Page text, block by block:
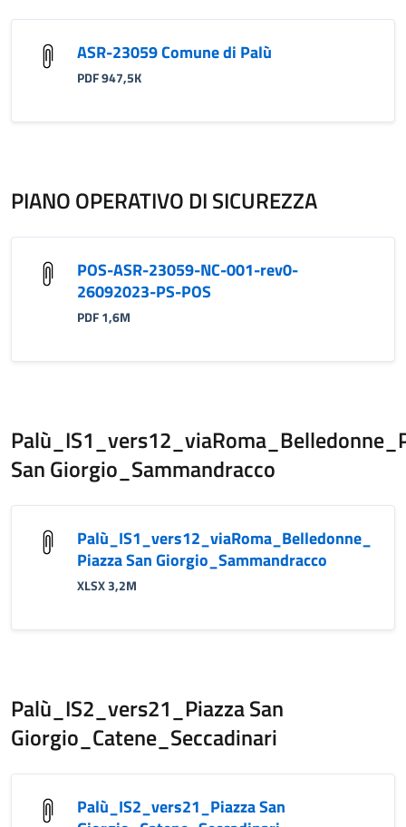
ASR-23059 Comune di Palù
PDF 947,5K
PIANO OPERATIVO DI SICUREZZA
POS-ASR-23059-NC-001-rev0-
26092023-PS-POS
PDF 1,6M
San Giorgio_Sammandracco
Palù_IS1_vers12_viaRoma_Belledonne_
Piazza San Giorgio_Sammandracco
XLSX 3,2M
Palù_IS2_vers21_Piazza San
Giorgio_Catene_Seccadinari
Palù_IS2_vers21_Piazza San